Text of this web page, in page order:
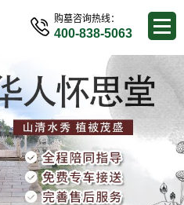
购墓咨询热线：
400-838-5063